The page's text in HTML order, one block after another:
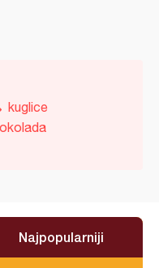
kuglice
Najpopularniji